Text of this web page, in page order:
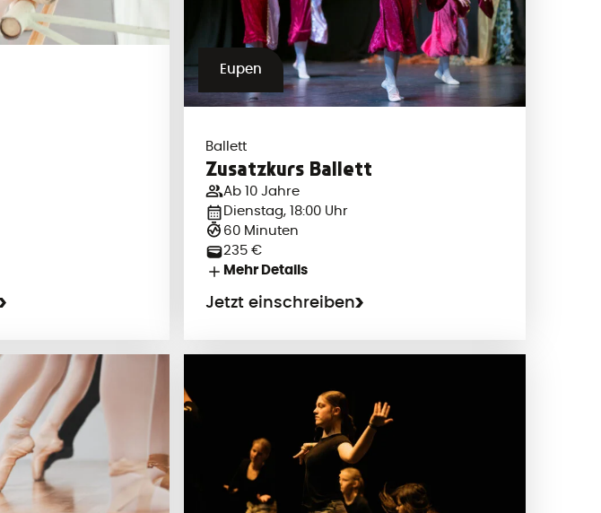
Eupen
Ballett
Zusatzkurs Ballett
Ab 10 Jahre
Dienstag, 18:00 Uhr
60 Minuten
235 €
Mehr Details
Jetzt einschreiben